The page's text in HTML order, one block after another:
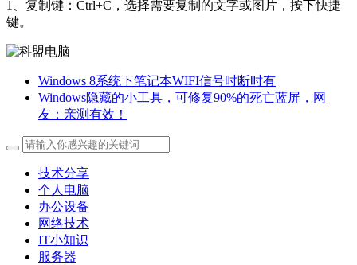
1、复制键：Ctrl+C，选择需要复制的文字或图片，按下快捷
键。
Windows 8系统下笔记本WIFI信号时断时有
Windows隐藏的小工具，可修复90%的死亡蓝屏，网
友：亲测有效！
技术分享
个人电脑
办公设备
网络技术
IT小知识
服务器